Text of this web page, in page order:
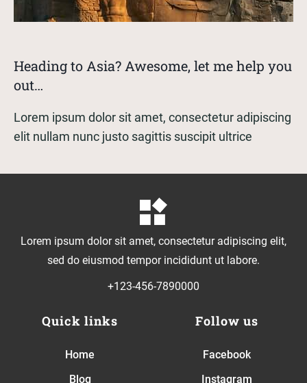
Heading to Asia? Awesome, let me help you
out…
Lorem ipsum dolor sit amet, consectetur adipiscing
elit nullam nunc justo sagittis suscipit ultrice
Lorem ipsum dolor sit amet, consectetur adipiscing elit,
sed do eiusmod tempor incididunt ut labore.
+123-456-7890000
Quick links
Home
Blog
Follow us
Facebook
Instagram